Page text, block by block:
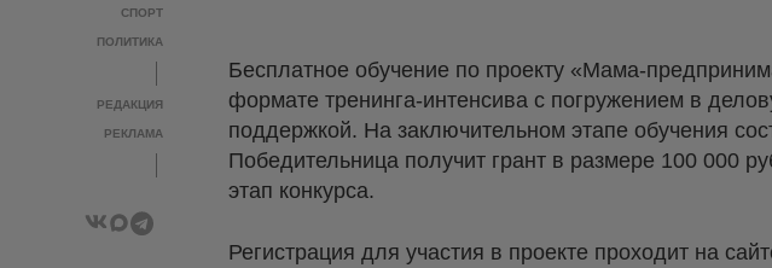
СПОРТ
ПОЛИТИКА
РЕДАКЦИЯ
РЕКЛАМА
Бесплатное обучение по проекту «Мама-
формате тренинга-интенсива с погружением в
поддержкой. На заключительном этапе обучения
Победительница получит грант в размере 100 000
этап конкурса.
Регистрация для участия в проекте проходит на